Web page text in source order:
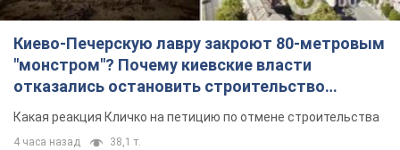
Киево-Печерскую лавру закроют 80-метровым
"монстром"? Почему киевские власти
отказались остановить строительство
небоскреба "московского верующего"
Какая реакция Кличко на петицию по отмене строительства
4 часа назад 38,1 т.